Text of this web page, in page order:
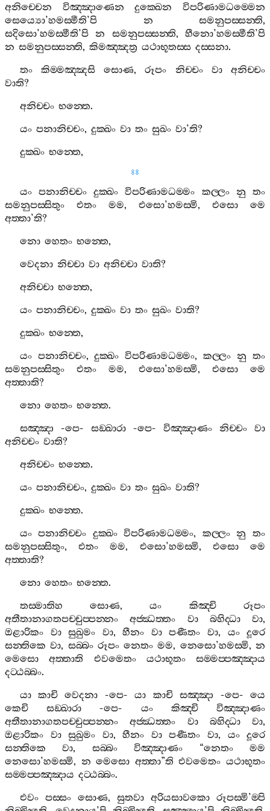
අනිච‍්චෙන විඤ‍්ඤාණෙන දුක‍්ඛෙන
විපරිණාමධම‍්මෙන
සෙය්‍යො’හමස‍්මීති’පි න සමනුපස‍්සන‍්ති,
සදිසො’හමස‍්මීති’පි න සමනුපස‍්සන‍්ති,හීනො’හමස‍්මීති’පි
න සමනුපස‍්සන‍්ති, කිමඤ‍්ඤත්‍ර යථාභූතස‍්ස දස‍්සනා.
තං
කිම‍්මඤ‍්ඤසි සොණ,රූපං නිච‍්චං වා
අනිච‍්චං
වාති?
අනිච‍්චං භන‍්තෙ.
යං පනානිච‍්චං, දුක‍්ඛං වා තං සුඛං වා’ති?
දුක‍්ඛං භන‍්තෙ,
88
යං පනානිච‍්චං දුක‍්ඛං විපරිණාමධම‍්මං කල‍්ලං නු
තං
සමනුපස‍්සිතුං
එතං මම, එසො’හමස‍්මි, එසො
මෙ
අත‍්තා’ති?
නො හෙතං භන‍්තෙ,
වෙදනා නිච‍්චා වා අනිච‍්චා වාති?
අනිච‍්චා භන‍්තෙ,
යං පනානිච‍්චං, දුක‍්ඛං වා තං සුඛං වාති?
දුක‍්ඛං භන‍්තෙ,
යං පනානිච‍්චං,දුක‍්ඛං විපරිණාමධම‍්මං,කල‍්ලං නු තං
සමනුපස‍්සිතුං
එතං මම, එසො’හමස‍්මි, එසො
මෙ
අත‍්තාති?
නො හෙතං භන‍්තෙ.
සඤ‍්ඤා -පෙ- සඞ‍්ඛාරා-පෙ- විඤ‍්ඤාණං නිච‍්චං
වා
අනිච‍්චං වාති?
අනිච‍්චං භන‍්තෙ.
යං පනානිච‍්චං, දුක‍්ඛං වා තං සුඛං වාති?
දුක‍්ඛං භන‍්තෙ.
යං පනානිච‍්චං දුක‍්ඛං විපරිණාමධම‍්මං, කල‍්ලං නු
තං
සමනුපස‍්සිතුං,එතං මම, එසො’හමස‍්මි, එසො
මෙ
අත‍්තාති?
නො හෙතං භන‍්තෙ.
තස‍්මාතිහ
සොණ,යං කිඤ‍්චි
රූපං
අතීතානාගතපච‍්චුප‍්පන‍්නං
අජ‍්ඣත‍්තං වා බහිද‍්ධා වා,
ඔළාරිකං
වා සුඛුමං වා,හීනං වා පණීතං වා, යං
දූරෙ
සන‍්තිකෙ වා, සබ‍්බං රූපං නෙතං මම, නෙසො’හමස‍්මි,න
මෙසො
අත‍්තාති එවමෙතං යථාභූතං
සම‍්මප‍්පඤ‍්ඤාය
දට‍්ඨබ‍්බං.
යා
කාචි වෙදනා -පෙ-යා කාචි සඤ‍්ඤා -පෙ- යෙ
කෙචි
සඞ‍්ඛාරා -පෙ- යං කිඤ‍්චි
විඤ‍්ඤාණං
අතීතානාගතපච‍්චුප‍්පන‍්නං
අජ‍්ඣත‍්තං වා බහිද‍්ධා වා,
ඔළාරිකං
වා සුඛුමං වා,හීනං වා පණීතං වා, යං
දූරෙ
සන‍්තිකෙ
වා, සබ‍්බං විඤ‍්ඤාණං “නෙතං
මම
නෙසො’හමස‍්මි, න මෙසො අත‍්තා”ති එවමෙතං යථාභූතං
සම‍්මප‍්පඤ‍්ඤාය දට‍්ඨබ‍්බං.
එවං පස‍්සං සොණ, සුතවා අරියසාවකො රූපස‍්මි’ම‍්පි